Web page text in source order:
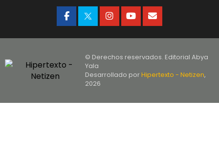
© Derechos reservados. Editorial Abya
Yala
Desarrollado porHipertexto - Netizen,
2026